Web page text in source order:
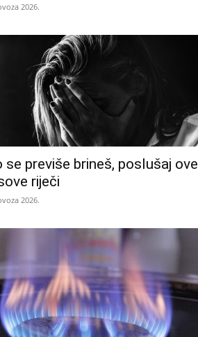
2026.
se previše brineš, poslušaj ove
riječi
2026.